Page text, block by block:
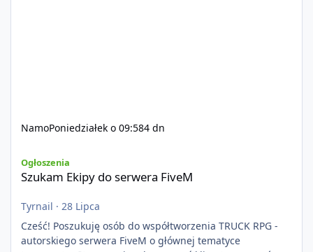
NamoPoniedziałek o 09:584 dn
Ogłoszenia
Szukam Ekipy do serwera FiveM
Tyrnail · 28 Lipca
Cześć! Poszukuję osób do współtworzenia TRUCK RPG -
autorskiego serwera FiveM o głównej tematyce